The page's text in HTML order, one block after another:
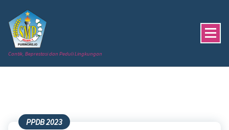
content
Cantik, Beprestasi dan Peduli Lingkungan
PPDB 2023